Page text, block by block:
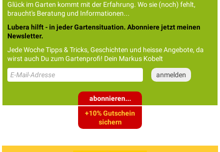
Glück im Garten kommt mit der Erfahrung. Wo sie (noch) fehlt,
braucht's Beratung und Informationen...
Lubera hilft - in jeder Gartensituation. Abonniere jetzt meinen
Newsletter.
Jede Woche Tipps & Tricks, Geschichten und heisse Angebote, da
wirst auch Du zum Gartenprofi! Dein Markus Kobelt
abonnieren...
+10% Gutschein
sichern